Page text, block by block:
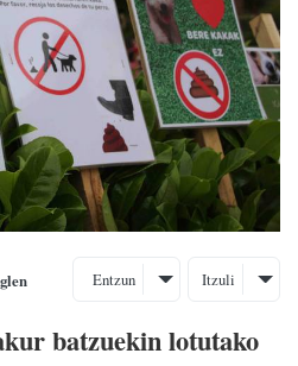
Entzun Itzuli
batzuekin lotutako